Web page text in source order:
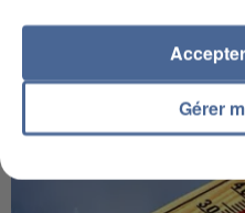
Trois personnes ont
Gérer